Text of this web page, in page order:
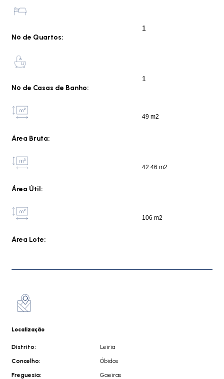
Nº de Quartos:
1
Nº de Casas de Banho:
1
Área Bruta:
49 m2
Área Útil:
42.46 m2
Área Lote:
106 m2
Localização
Distrito:
Leiria
Concelho:
Óbidos
Freguesia:
Gaeiras